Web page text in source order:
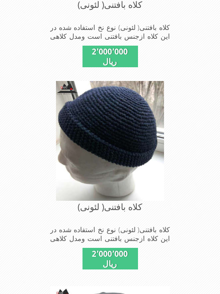
کلاه بافتنی( لئونی)
کلاه بافتنی( لئونی) نوع نخ استفاده شده در
این کلاه ازجنس بافتنی است ومدل کلاهی
که افرادخاص می پسندند شیک و مناسب
افراد خوش پوش جنس عالی ,دوخت
مناسب, سبکی,خوش فرمی
2٬000٬000
ریال
کلاه بافتنی( لئونی)
کلاه بافتنی( لئونی) نوع نخ استفاده شده در
این کلاه ازجنس بافتنی است ومدل کلاهی
که افرادخاص می پسندند شیک و مناسب
افراد خوش پوش جنس عالی ,دوخت
مناسب, سبکی,خوش فرمی
2٬000٬000
ریال